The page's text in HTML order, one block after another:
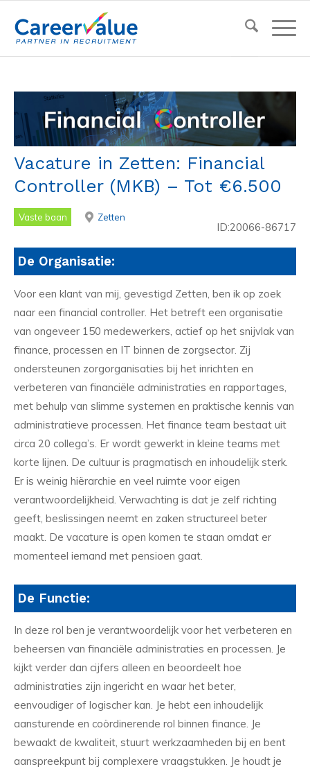
Vacature in Zetten: Financial
Controller (MKB) – Tot €6.500
Vaste baan Zetten
ID:20066-86717
De Organisatie:
Voor een klant van mij, gevestigd Zetten, ben ik op zoek
naar een financial controller. Het betreft een organisatie
van ongeveer 150 medewerkers, actief op het snijvlak van
finance, processen en IT binnen de zorgsector. Zij
ondersteunen zorgorganisaties bij het inrichten en
verbeteren van financiële administraties en rapportages,
met behulp van slimme systemen en praktische kennis van
administratieve processen. Het finance team bestaat uit
circa 20 collega’s. Er wordt gewerkt in kleine teams met
korte lijnen. De cultuur is pragmatisch en inhoudelijk sterk.
Er is weinig hiërarchie en veel ruimte voor eigen
verantwoordelijkheid. Verwachting is dat je zelf richting
geeft, beslissingen neemt en zaken structureel beter
maakt. De vacature is open komen te staan omdat er
momenteel iemand met pensioen gaat.
De Functie:
In deze rol ben je verantwoordelijk voor het verbeteren en
beheersen van financiële administraties en processen. Je
kijkt verder dan cijfers alleen en beoordeelt hoe
administraties zijn ingericht en waar het beter,
eenvoudiger of logischer kan. Je hebt een inhoudelijk
aansturende en coördinerende rol binnen finance. Je
bewaakt de kwaliteit, stuurt werkzaamheden bij en bent
aanspreekpunt bij complexere vraagstukken. Je houdt je